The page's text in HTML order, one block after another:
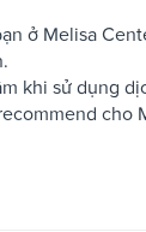
ở Melisa
khi sử dụng
cho